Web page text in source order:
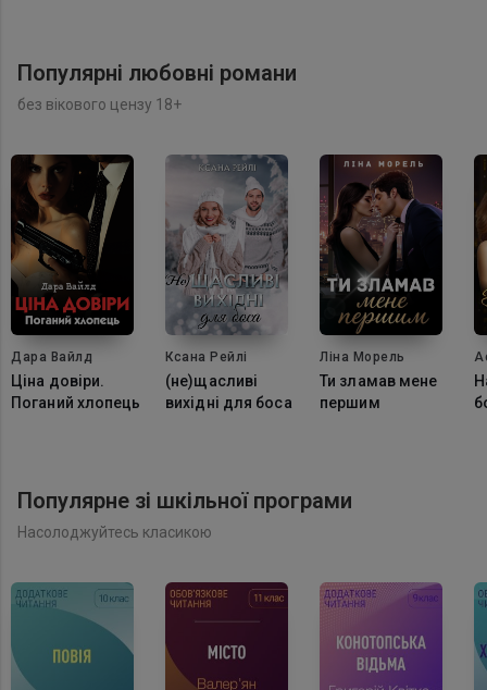
Популярні любовні романи
без вікового цензу 18+
Дара Вайлд
Ціна довіри.
Поганий хлопець
Ксана Рейлі
(не)щасливі
вихідні для боса
Ліна Морель
Ти зламав мене
першим
Популярне зі шкільної програми
Насолоджуйтесь класикою